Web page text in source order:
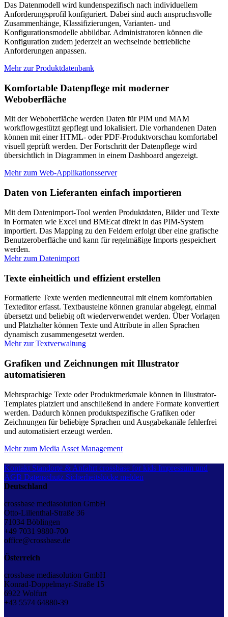
Das Datenmodell wird kundenspezifisch nach individuellem
Anforderungsprofil konfiguriert. Dabei sind auch anspruchsvolle
Zusammenhänge, Klassifizierungen, Varianten- und
Konfigurationsmodelle abbildbar. Administratoren können die
Konfiguration zudem jederzeit an wechselnde betriebliche
Anforderungen anpassen.
Mehr zur Produktdatenbank
Komfortable Datenpflege mit moderner
Weboberfläche
Mit der Weboberfläche werden Daten für PIM und MAM
workflowgestützt gepflegt und lokalisiert. Die vorhandenen Daten
können mit einer HTML- oder PDF-Produktvorschau komfortabel
visuell geprüft werden. Der Fortschritt der Datenpflege wird
übersichtlich in Diagrammen in einem Dashboard angezeigt.
Mehr zum Web-Applikationsserver
Daten von Lieferanten einfach importieren
Mit dem Datenimport-Tool werden Produktdaten, Bilder und Texte
in Formaten wie Excel und BMEcat direkt in das PIM-System
importiert. Das Mapping zu den Feldern erfolgt über eine grafische
Benutzeroberfläche und kann für regelmäßige Imports gespeichert
werden.
Mehr zum Datenimport
Texte einheitlich und effizient erstellen
Formatierte Texte werden medienneutral mit einem komfortablen
Texteditor erfasst. Textbausteine können granular abgelegt, einmal
übersetzt und beliebig oft wiederverwendet werden. Über Vorlagen
und Platzhalter können Texte und Attribute in allen Sprachen
dynamisch zusammengesetzt werden.
Mehr zur Textverwaltung
Grafiken und Zeichnungen mit Illustrator
automatisieren
Mehrsprachige Texte oder Produktmerkmale können in Illustrator-
Templates platziert und anschließend in andere Formate konvertiert
werden. Dadurch können produktspezifische Grafiken oder
Zeichnungen für beliebige Sprachen und Ausgabekanäle fehlerfrei
und automatisiert erzeugt werden.
Mehr zum Media Asset Management
Kontakt Standorte & Anfahrt crossbase for kids Impressum und
AGB Datenschutz Sicherheitslücke melden
Deutschland
crossbase mediasolution GmbH
Otto-Lilienthal-Straße 36
71034 Böblingen
+49 7031 9880-700
office@crossbase.de
Österreich
crossbase mediasolution GmbH
Konrad-Doppelmayr-Straße 15
6922 Wolfurt
+43 5574 64880-39